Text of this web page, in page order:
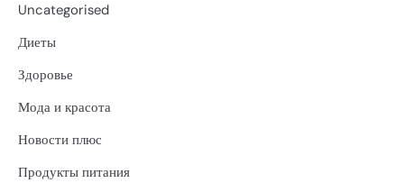
Uncategorised
Диеты
Здоровье
Мода и красота
Новости плюс
Продукты питания